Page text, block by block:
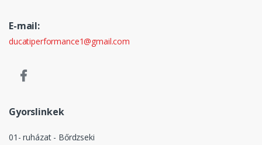
E-mail:
ducatiperformance1@gmail.com
Gyorslinkek
01- ruházat - Bőrdzseki